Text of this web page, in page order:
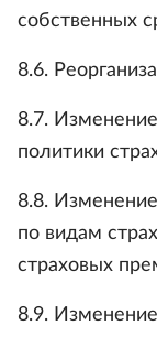
собственных
8.6.
8.7.
политики
8.8.
по видам
страховых
8.9.